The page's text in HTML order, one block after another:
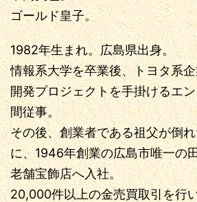
ゴールド皇子。
1982年生まれ。広島県出身。
情報系大学を卒業後、トヨタ系
開発プロジェクトを手掛けるエ
間従事。
その後、創業者である祖父が倒
に、1946年創業の広島市唯一の
老舗宝飾店へ入社。
20,000件以上の金売買取引を行